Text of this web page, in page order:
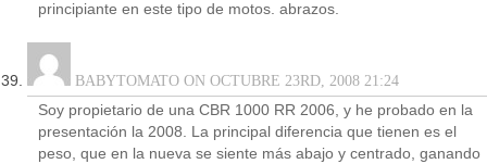
principiante en este tipo de motos. abrazos.
BABYTOMATO ON OCTUBRE 23RD, 2008 21:24
Soy propietario de una CBR 1000 RR 2006, y he probado en la
presentación la 2008. La principal diferencia que tienen es el
peso, que en la nueva se siente más abajo y centrado, ganando